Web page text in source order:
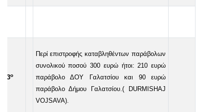
33ο
Περί επιστροφής καταβληθέντων παράβολων
συνολικού ποσού 300 ευρώ ήτοι: 210 ευρώ
παράβολο ΔΟΥ Γαλατσίου και 90 ευρώ
παράβολο Δήμου Γαλατσίου.(
DURMISHAJ
VOJSAVA).